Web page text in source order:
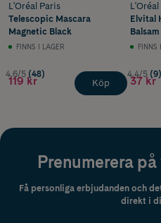
L'Oréal Paris
Telescopic Mascara
Magnetic Black
FINNS I LAGER
4.6/5 (48)
119 kr Köp
Elvital
FINNS
4.4/5 (9)
37 kr
Prenumerera
Få personliga erbjudanden och
direkt i